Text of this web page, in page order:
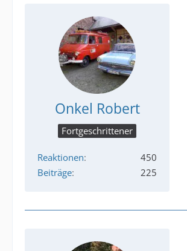
Onkel Robert
Fortgeschrittener
Reaktionen
450
Beiträge
225